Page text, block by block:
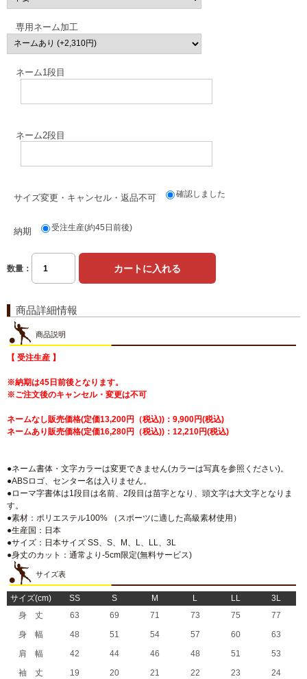
専用ネーム加工
ネーム1段目
ネーム2段目
サイズ変更・キャンセル・返品不可 確認しました
納期 受注生産(約45日前後)
数量：
商品詳細情報
商品説明
【 受注生産 】
※納期は45日前後となります。
※ご注文後のキャンセル・変更は不可
ネームなし販売価格(定価13,200円（税込))：9,900円(税込)
ネームあり販売価格(定価16,280円（税込))：12,210円(税込)
●ネーム書体・文字カラーは変更できません(カラーは写真を参照ください)。
●ABSロゴ、センター名は入りません。
●ローマ字書体は1段目は名前、2段目は苗字となり、頭文字は大文字となりま
す。
●素材：ポリエステル100% （スポーツに適した高級素材使用）
●生産国：日本
●サイズ：日本サイズ SS、S、M、L、LL、3L
●身丈のカット：通常より-5cm限定(無料サービス)
サイズ表
サイズ(cm) SS S M L LL
3L
身 丈
63 69 71 73 75
77
身 幅
48 51 54 57 60
63
肩 幅
42 44 46 48 51
53
袖 丈
19 20 21 22 23 24